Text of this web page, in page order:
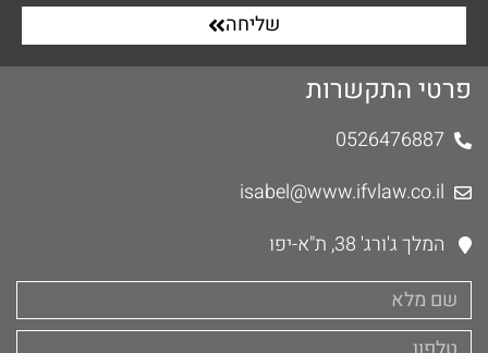
שליחה
פרטי התקשרות
0526476887
isabel@www.ifvlaw.co.il
המלך ג'ורג' 38, ת"א-יפו